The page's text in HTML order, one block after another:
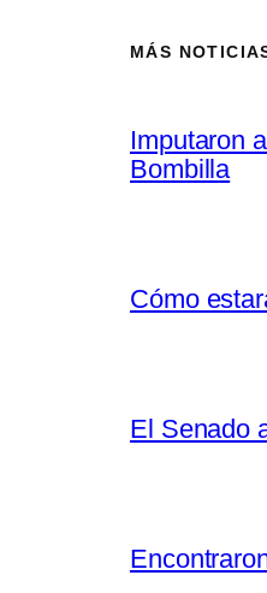
MÁS
Imputaron
Bombilla
Cómo
El Senado